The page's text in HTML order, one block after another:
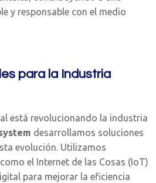
y responsable con el medio
para la Industria
está revolucionando la industria
desarrollamos soluciones
evolución. Utilizamos
el Internet de las Cosas (IoT)
para mejorar la eficiencia